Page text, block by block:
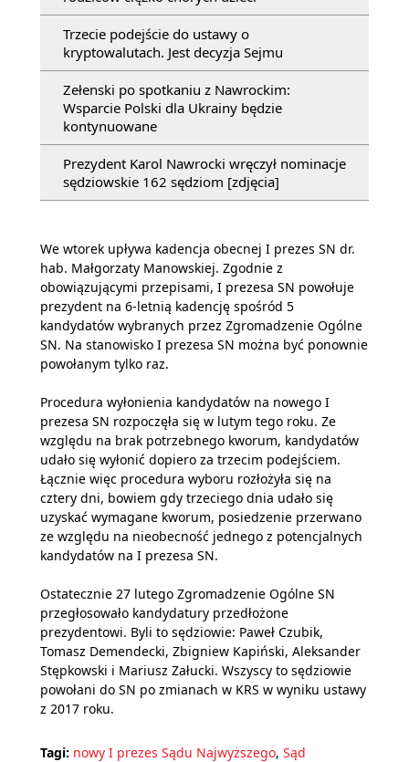
Trzecie podejście do ustawy o
kryptowalutach. Jest decyzja Sejmu
Zełenski po spotkaniu z Nawrockim:
Wsparcie Polski dla Ukrainy będzie
kontynuowane
Prezydent Karol Nawrocki wręczył nominacje
sędziowskie 162 sędziom [zdjęcia]
We wtorek upływa kadencja obecnej I prezes SN dr.
hab. Małgorzaty Manowskiej. Zgodnie z
obowiązującymi przepisami, I prezesa SN powołuje
prezydent na 6-letnią kadencję spośród 5
kandydatów wybranych przez Zgromadzenie Ogólne
SN. Na stanowisko I prezesa SN można być ponownie
powołanym tylko raz.
Procedura wyłonienia kandydatów na nowego I
prezesa SN rozpoczęła się w lutym tego roku. Ze
względu na brak potrzebnego kworum, kandydatów
udało się wyłonić dopiero za trzecim podejściem.
Łącznie więc procedura wyboru rozłożyła się na
cztery dni, bowiem gdy trzeciego dnia udało się
uzyskać wymagane kworum, posiedzenie przerwano
ze względu na nieobecność jednego z potencjalnych
kandydatów na I prezesa SN.
Ostatecznie 27 lutego Zgromadzenie Ogólne SN
przegłosowało kandydatury przedłożone
prezydentowi. Byli to sędziowie: Paweł Czubik,
Tomasz Demendecki, Zbigniew Kapiński, Aleksander
Stępkowski i Mariusz Załucki. Wszyscy to sędziowie
powołani do SN po zmianach w KRS w wyniku ustawy
z 2017 roku.
Tagi: nowy I prezes Sądu Najwyższego, Sąd